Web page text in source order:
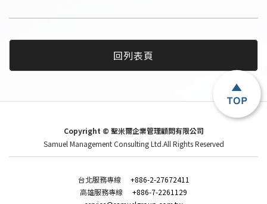
回列表頁
Copyright © 聖米爾企業管理顧問有限公司
Samuel Management Consulting Ltd.All Rights Reserved
台北服務專線
+886-2-27672411
高雄服務專線
+886-7-2261129